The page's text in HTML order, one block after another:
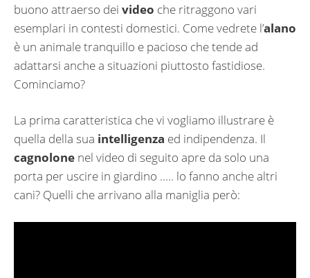
buono attraerso dei video che ritraggono vari
esemplari in contesti domestici. Come vedrete l’alano
è un animale tranquillo e pacioso che tende ad
adattarsi anche a situazioni piuttosto fastidiose.
Cominciamo?
La prima caratteristica che vi vogliamo illustrare è
quella della sua intelligenza ed indipendenza. Il
cagnolone nel video di seguito apre da solo una
porta per uscire in giardino ….. lo fanno anche altri
cani? Quelli che arrivano alla maniglia però: